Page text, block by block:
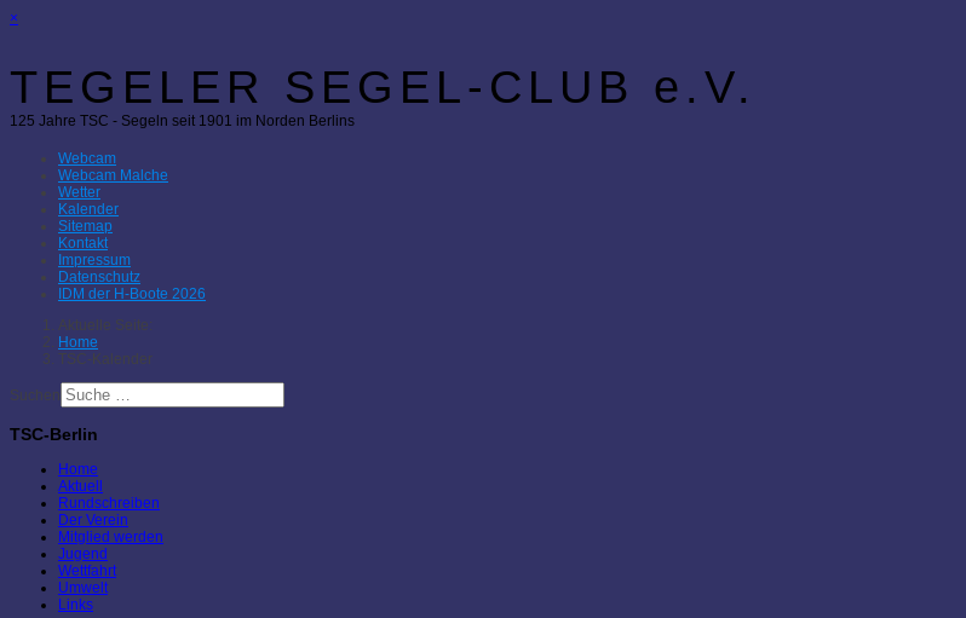
×
TEGELER SEGEL-CLUB e.V.
125 Jahre TSC - Segeln seit 1901 im Norden Berlins
Webcam
Webcam Malche
Wetter
Kalender
Sitemap
Kontakt
Impressum
Datenschutz
IDM der H-Boote 2026
Aktuelle Seite:
Home
TSC-Kalender
Suchen
TSC-Berlin
Home
Aktuell
Rundschreiben
Der Verein
Mitglied werden
Jugend
Wettfahrt
Umwelt
Links